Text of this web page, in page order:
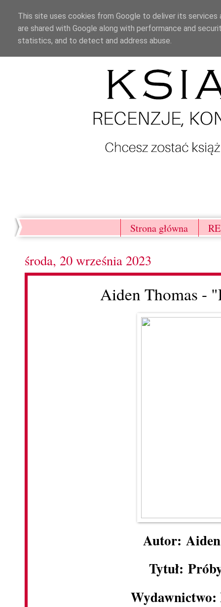
Strona główna
środa, 20 września 2023
Aiden Thomas -
Autor:
Tytuł:
Wydawnictwo:
This site uses cookies from Google to deliver its
are shared with Google along with performance and
statistics, and to detect and address abuse.